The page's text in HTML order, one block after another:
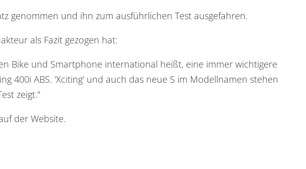
genommen und ihn zum ausführlichen Test ausgefahren.
als Fazit gezogen hat:
Bike und Smartphone international heißt, eine immer wichtigere
400i ABS. 'Xciting' und auch das neue S im Modellnamen stehen
zeigt."
der Website.